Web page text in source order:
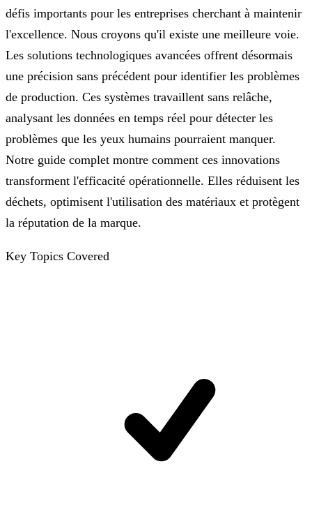
défis importants pour les entreprises cherchant à maintenir
l'excellence. Nous croyons qu'il existe une meilleure voie.
Les solutions technologiques avancées offrent désormais
une précision sans précédent pour identifier les problèmes
de production. Ces systèmes travaillent sans relâche,
analysant les données en temps réel pour détecter les
problèmes que les yeux humains pourraient manquer.
Notre guide complet montre comment ces innovations
transforment l'efficacité opérationnelle. Elles réduisent les
déchets, optimisent l'utilisation des matériaux et protègent
la réputation de la marque.
Key Topics Covered